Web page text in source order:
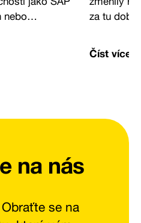
nebo
až po
Vybrali
nejistém
za tu
Kam se
logistiky,
Číst více
na nás
se na